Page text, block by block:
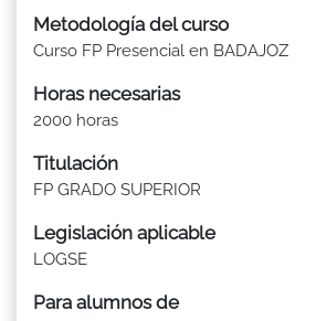
Metodología del curso
Curso FP Presencial en BADAJOZ
Horas necesarias
2000 horas
Titulación
FP GRADO SUPERIOR
Legislación aplicable
LOGSE
Para alumnos de